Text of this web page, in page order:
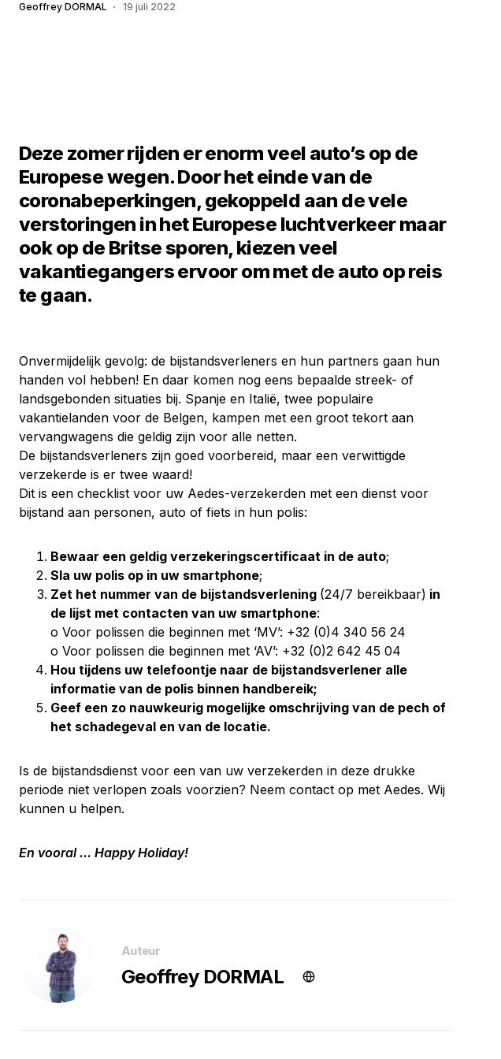
Geoffrey DORMAL 19 juli 2022
Deze zomer rijden er enorm veel auto’s op de
Europese wegen. Door het einde van de
coronabeperkingen, gekoppeld aan de vele
verstoringen in het Europese luchtverkeer maar
ook op de Britse sporen, kiezen veel
vakantiegangers ervoor om met de auto op reis
te gaan.
Onvermijdelijk gevolg: de bijstandsverleners en hun partners gaan hun
handen vol hebben! En daar komen nog eens bepaalde streek- of
landsgebonden situaties bij. Spanje en Italië, twee populaire
vakantielanden voor de Belgen, kampen met een groot tekort aan
vervangwagens die geldig zijn voor alle netten.
De bijstandsverleners zijn goed voorbereid, maar een verwittigde
verzekerde is er twee waard!
Dit is een checklist voor uw Aedes-verzekerden met een dienst voor
bijstand aan personen, auto of fiets in hun polis:
Bewaar een geldig verzekeringscertificaat in de auto;
Sla uw polis op in uw smartphone;
Zet het nummer van de bijstandsverlening (24/7 bereikbaar) in
de lijst met contacten van uw smartphone:
o Voor polissen die beginnen met ‘MV’: +32 (0)4 340 56 24
o Voor polissen die beginnen met ‘AV’: +32 (0)2 642 45 04
Hou tijdens uw telefoontje naar de bijstandsverlener alle
informatie van de polis binnen handbereik;
Geef een zo nauwkeurig mogelijke omschrijving van de pech of
het schadegeval en van de locatie.
Is de bijstandsdienst voor een van uw verzekerden in deze drukke
periode niet verlopen zoals voorzien? Neem contact op met Aedes. Wij
kunnen u helpen.
En vooral … Happy Holiday!
Auteur
Geoffrey DORMAL